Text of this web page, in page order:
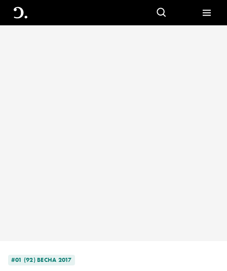
#01 (92) ВЕСНА 2017